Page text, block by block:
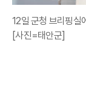
12일 군청 브리핑실
[사진=태안군]